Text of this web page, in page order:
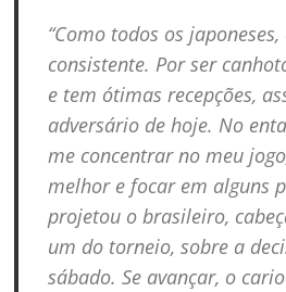
“Como todos os
consistente. Por ser
e tem ótimas recepções,
adversário de hoje. No
me concentrar no meu
melhor e focar em alguns
projetou o brasileiro,
um do torneio, sobre a
sábado. Se avançar, o
Navegação
Post